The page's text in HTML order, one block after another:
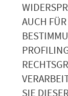
AUCH
SIE